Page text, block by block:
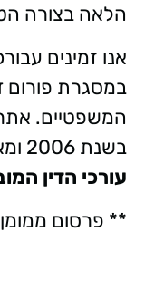
הלאה בצורה
אנו זמינים
במסגרת פורום
המשפטיים.
בשנת 2006 ומאפשר לגולשים להתייעץ עם
עורכי הדין
** פרסום ממומן